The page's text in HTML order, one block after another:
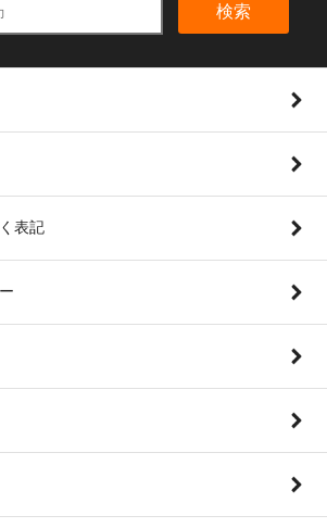
検索
表記